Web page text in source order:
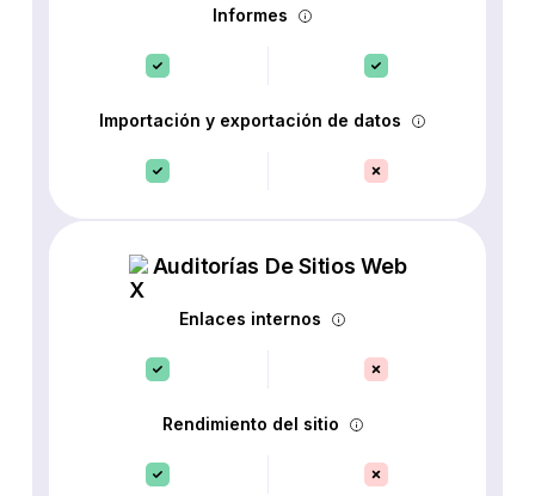
Informes
Importación y exportación de datos
Auditorías De Sitios Web
Enlaces internos
Rendimiento del sitio